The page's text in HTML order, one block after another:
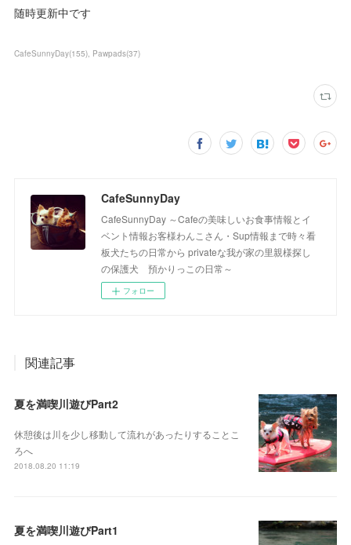
随時更新中です
CafeSunnyDay(155) Pawpads(37)
CafeSunnyDay
CafeSunnyDay ～Cafeの美味しいお食事情報とイ
ベント情報お客様わんこさん・Sup情報まで時々看
板犬たちの日常から privateな我が家の里親様探し
の保護犬 預かりっこの日常～
フォロー
関連記事
夏を満喫川遊びPart2
休憩後は川を少し移動して流れがあったりすることこ
ろへ
2018.08.20 11:19
夏を満喫川遊びPart1